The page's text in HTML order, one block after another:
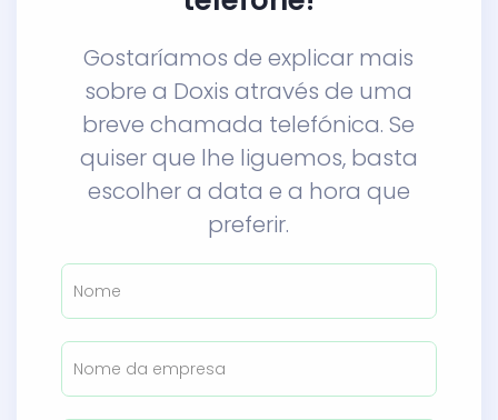
Gostaríamos de explicar mais
sobre a Doxis através de uma
breve chamada telefónica. Se
quiser que lhe liguemos, basta
escolher a data e a hora que
preferir.